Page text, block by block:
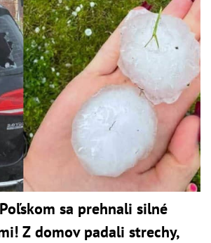
Poľskom sa prehnali silné
Z domov padali strechy,